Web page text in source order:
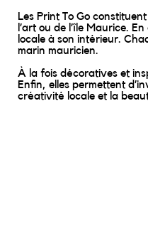
Les Print To Go
l’art ou de l’île Maurice.
locale à son intérieur.
marin mauricien.
À la fois décoratives et
Enfin, elles permettent
créativité locale et la